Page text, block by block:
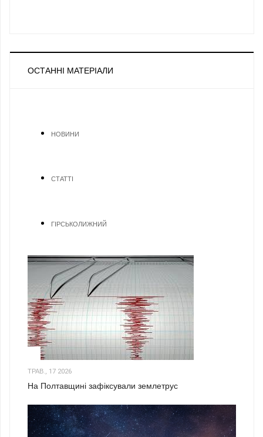
ОСТАННІ МАТЕРІАЛИ
НОВИНИ
СТАТТІ
ГІРСЬКОЛИЖНИЙ
ТРАВ., 17 2026
На Полтавщині зафіксували землетрус